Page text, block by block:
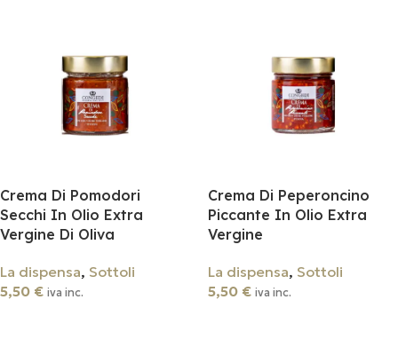
Crema Di Pomodori
Secchi In Olio Extra
Vergine Di Oliva
La dispensa, Sottoli
5,50 € iva inc.
Crema Di Peperoncino
Piccante In Olio Extra
Vergine
La dispensa, Sottoli
5,50 € iva inc.